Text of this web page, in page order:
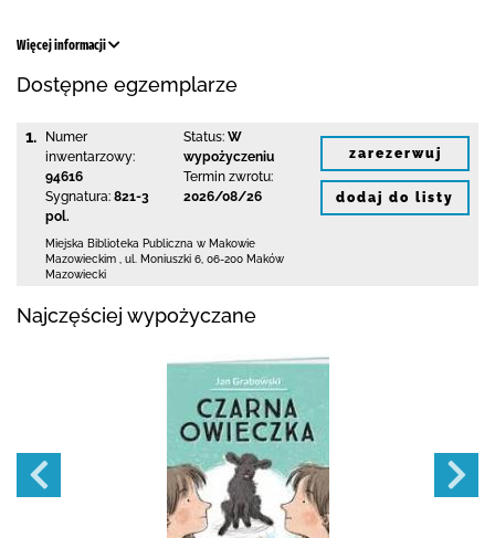
Więcej informacji
Dostępne egzemplarze
1.
Numer
inwentarzowy:
94616
Sygnatura: 821-3
pol.
Status: W
wypożyczeniu
Termin zwrotu:
2026/08/26
Miejska Biblioteka Publiczna w Makowie
Mazowieckim
ul. Moniuszki 6 06-200 Maków
Mazowiecki
zarezerwuj
dodaj do listy
Najczęściej wypożyczane